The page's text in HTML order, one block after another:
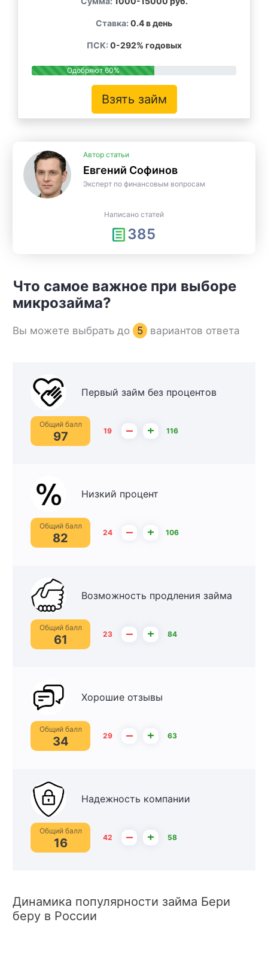
Ставка: 0.4 в день
ПСК: 0-292% годовых
Одобряют 60%
Взять займ
Автор статьи
Евгений Софинов
Эксперт по финансовым вопросам
Написано статей
385
Что самое важное при выборе
микрозайма?
Вы можете выбрать до 5 вариантов ответа
Первый займ без процентов
Общий балл
97 19 – + 116
Низкий процент
Общий балл
82 24 – + 106
Возможность продления займа
Общий балл
61 23 – + 84
Хорошие отзывы
Общий балл
34 29 – + 63
Надежность компании
Общий балл
16 42 – + 58
Динамика популярности займа Бери
беру в России